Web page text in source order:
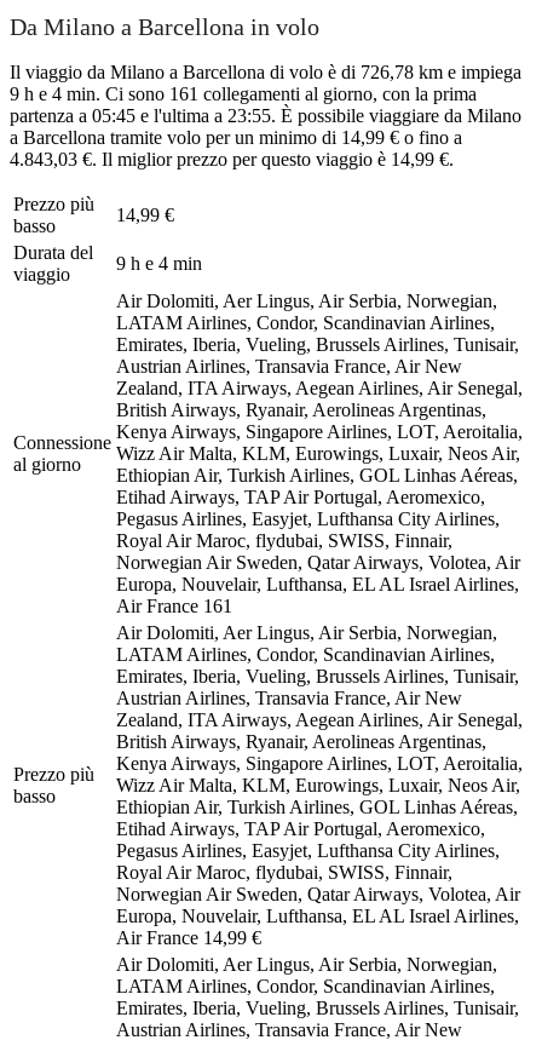
Da Milano a Barcellona in volo
Il viaggio da Milano a Barcellona di volo è di 726,78 km e impiega
9 h e 4 min. Ci sono 161 collegamenti al giorno, con la prima
partenza a 05:45 e l'ultima a 23:55. È possibile viaggiare da Milano
a Barcellona tramite volo per un minimo di 14,99 € o fino a
4.843,03 €. Il miglior prezzo per questo viaggio è 14,99 €.
Prezzo più
basso
14,99 €
Durata del
viaggio
9 h e 4 min
Connessione
al giorno
Air Dolomiti, Aer Lingus, Air Serbia, Norwegian,
LATAM Airlines, Condor, Scandinavian Airlines,
Emirates, Iberia, Vueling, Brussels Airlines, Tunisair,
Austrian Airlines, Transavia France, Air New
Zealand, ITA Airways, Aegean Airlines, Air Senegal,
British Airways, Ryanair, Aerolineas Argentinas,
Kenya Airways, Singapore Airlines, LOT, Aeroitalia,
Wizz Air Malta, KLM, Eurowings, Luxair, Neos Air,
Ethiopian Air, Turkish Airlines, GOL Linhas Aéreas,
Etihad Airways, TAP Air Portugal, Aeromexico,
Pegasus Airlines, Easyjet, Lufthansa City Airlines,
Royal Air Maroc, flydubai, SWISS, Finnair,
Norwegian Air Sweden, Qatar Airways, Volotea, Air
Europa, Nouvelair, Lufthansa, EL AL Israel Airlines,
Air France 161
Prezzo più
basso
Air Dolomiti, Aer Lingus, Air Serbia, Norwegian,
LATAM Airlines, Condor, Scandinavian Airlines,
Emirates, Iberia, Vueling, Brussels Airlines, Tunisair,
Austrian Airlines, Transavia France, Air New
Zealand, ITA Airways, Aegean Airlines, Air Senegal,
British Airways, Ryanair, Aerolineas Argentinas,
Kenya Airways, Singapore Airlines, LOT, Aeroitalia,
Wizz Air Malta, KLM, Eurowings, Luxair, Neos Air,
Ethiopian Air, Turkish Airlines, GOL Linhas Aéreas,
Etihad Airways, TAP Air Portugal, Aeromexico,
Pegasus Airlines, Easyjet, Lufthansa City Airlines,
Royal Air Maroc, flydubai, SWISS, Finnair,
Norwegian Air Sweden, Qatar Airways, Volotea, Air
Europa, Nouvelair, Lufthansa, EL AL Israel Airlines,
Air France 14,99 €
Air Dolomiti, Aer Lingus, Air Serbia, Norwegian,
LATAM Airlines, Condor, Scandinavian Airlines,
Emirates, Iberia, Vueling, Brussels Airlines, Tunisair,
Austrian Airlines, Transavia France, Air New